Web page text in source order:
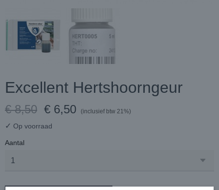
Excellent Hertshoorngeur
€ 8,50 € 6,50 (inclusief btw 21%)
✓ Op voorraad
Aantal